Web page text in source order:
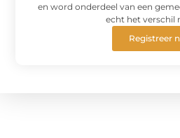
en word onderdeel van een
echt het verschil
Registreer